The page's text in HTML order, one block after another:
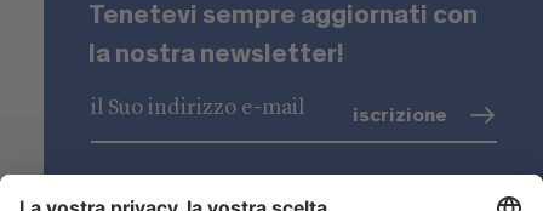
Tenetevi sempre aggiornati con
la nostra newsletter!
iscrizione